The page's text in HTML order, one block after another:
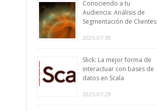
Conociendo a tu
Audiencia: Análisis de
Segmentación de Clientes
2025-07-30
Slick: La mejor forma de
interactuar con bases de
datos en Scala
2025-07-29